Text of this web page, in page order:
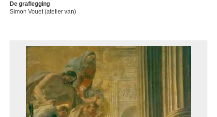
De graflegging
Simon Vouet (atelier van)